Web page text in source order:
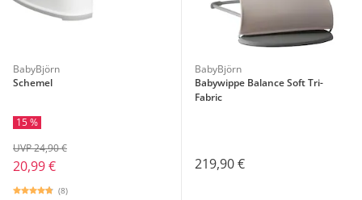
BabyBjörn
Schemel
15 %
20,99 €
UVP 24,90 €
(8)
BabyBjörn
Babywippe Balance Soft Tri-
Fabric
219,90 €